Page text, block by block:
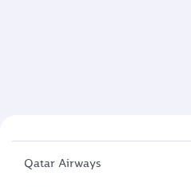
Qatar Airways